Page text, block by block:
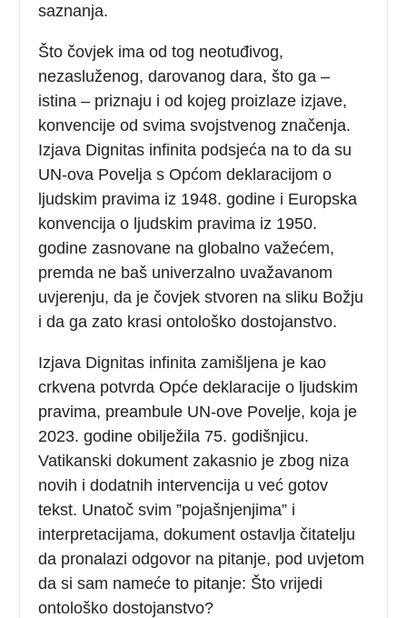
saznanja.
Što čovjek ima od tog neotuđivog,
nezasluženog, darovanog dara, što ga –
istina – priznaju i od kojeg proizlaze izjave,
konvencije od svima svojstvenog značenja.
Izjava Dignitas infinita podsjeća na to da su
UN-ova Povelja s Općom deklaracijom o
ljudskim pravima iz 1948. godine i Europska
konvencija o ljudskim pravima iz 1950.
godine zasnovane na globalno važećem,
premda ne baš univerzalno uvažavanom
uvjerenju, da je čovjek stvoren na sliku Božju
i da ga zato krasi ontološko dostojanstvo.
Izjava Dignitas infinita zamišljena je kao
crkvena potvrda Opće deklaracije o ljudskim
pravima, preambule UN-ove Povelje, koja je
2023. godine obilježila 75. godišnjicu.
Vatikanski dokument zakasnio je zbog niza
novih i dodatnih intervencija u već gotov
tekst. Unatoč svim ”pojašnjenjima” i
interpretacijama, dokument ostavlja čitatelju
da pronalazi odgovor na pitanje, pod uvjetom
da si sam nameće to pitanje: Što vrijedi
ontološko dostojanstvo?